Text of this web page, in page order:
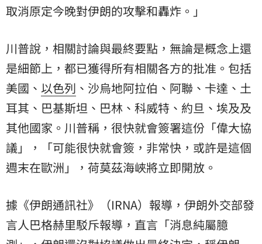
取消原定今晚對伊朗的攻擊和轟炸。」
川普說，相關討論與最終要點，無論是概念上還
是細節上，都已獲得所有相關各方的批准。包括
美國、 以色列 、沙烏地阿拉伯、阿聯、卡達、土
耳其、巴基斯坦、巴林、科威特、約旦、埃及及
其他國家。川普稱，很快就會簽署這份「偉大協
議」，「可能很快就會簽，非常快，或許是這個
週末在歐洲」，荷莫茲海峽將立即開放。
據《伊朗通訊社》（IRNA）報導，伊朗外交部發
言人巴格赫里駁斥報導，直言「消息純屬臆